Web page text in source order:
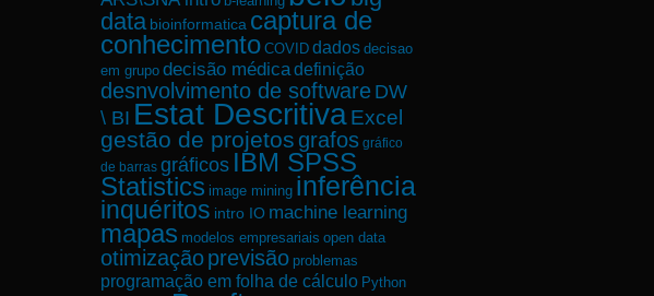
data bioinformatica captura de
conhecimento COVID dados decisao
em grupo decisão médicadefinição
desnvolvimento de software DW
\ BI Estat DescritivaExcel
gestão de projetos grafos gráfico
de barras gráficos IBM SPSS
Statistics image mining inferência
inquéritos intro IO machine learning
mapas modelos empresariais open data
otimizaçãoprevisão problemas
programação em folha de cálculo Python